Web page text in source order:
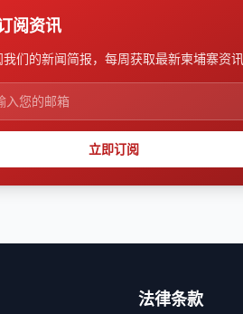
阅资讯
我们的新闻简报，每周获取最新柬埔寨资讯
立即订阅
法律条款